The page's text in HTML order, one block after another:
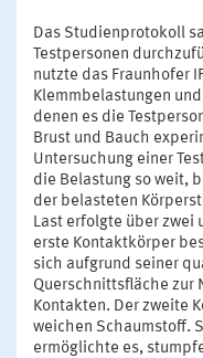
Das Studienprotokoll
Testpersonen
nutzte das Fraunhofer
Klemmbelastungen
denen es die
Brust und Bauch
Untersuchung einer
die Belastung so weit,
der belasteten
Last erfolgte über zwei
erste Kontaktkörper
sich aufgrund seiner
Querschnittsfläche zur
Kontakten. Der zweite
weichen Schaumstoff.
ermöglichte es,